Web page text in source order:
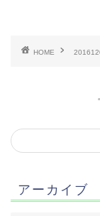
HOME
アーカイブ